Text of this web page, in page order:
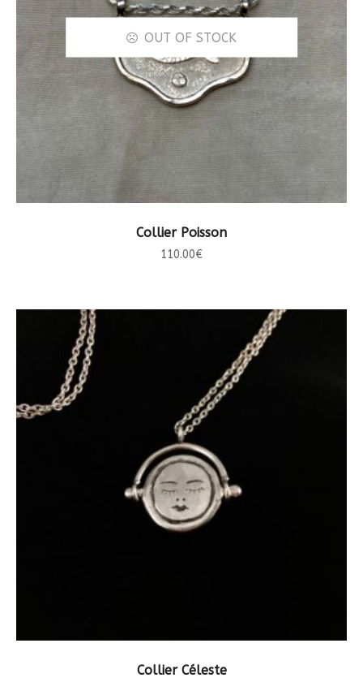
OUT OF STOCK
LIRE LA SUITE
Collier Poisson
110.00€
CHOIX DES OPTIONS
Collier Céleste